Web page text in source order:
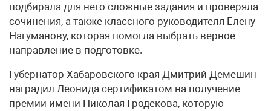
подбирала для него сложные задания и проверяла
сочинения, а также классного руководителя Елену
Нагуманову, которая помогла выбрать верное
направление в подготовке.
Губернатор Хабаровского края Дмитрий Демешин
наградил Леонида сертификатом на получение
премии имени Николая Гродекова, которую